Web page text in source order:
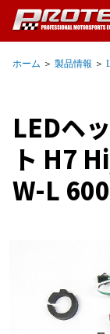
ホーム ＞ 製品情報 ＞
LEDヘ
ト H7
W-L